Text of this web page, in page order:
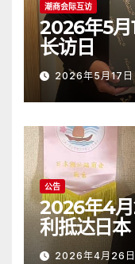
潮商会际互访
2026年5月
长访日
2026年5月17日
公告
2026年4
利抵达日本
2026年4月26日